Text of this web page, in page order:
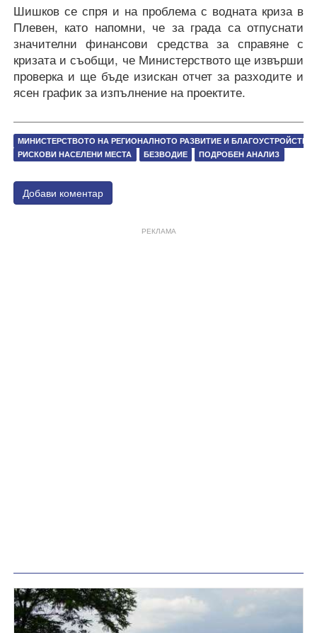
Шишков се спря и на проблема с водната криза в
Плевен, като напомни, че за града са отпуснати
значителни финансови средства за справяне с
кризата и съобщи, че Министерството ще извърши
проверка и ще бъде изискан отчет за разходите и
ясен график за изпълнение на проектите.
МИНИСТЕРСТВОТО НА РЕГИОНАЛНОТО РАЗВИТИЕ И
РИСКОВИ НАСЕЛЕНИ МЕСТА
БЕЗВОДИЕ ПОДРОБЕН АНАЛИЗ
Добави коментар
РЕКЛАМА